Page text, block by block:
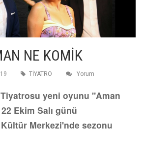
NE KOMİK
TİYATRO Yorum
yeni oyunu "Aman
Ekim Salı günü
Merkezi'nde sezonu